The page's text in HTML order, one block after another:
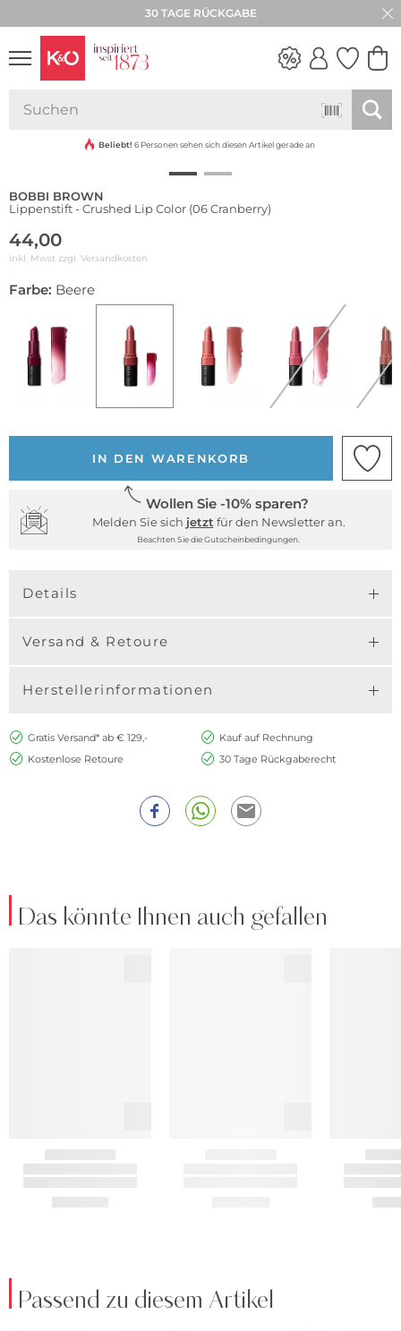
30 TAGE RÜCKGABE
VIBES
Beliebt! 6 Personen sehen sich diesen Artikel gerade an
BOBBI BROWN
Lippenstift - Crushed Lip Color (06 Cranberry)
44,00
inkl. Mwst zzgl. Versandkosten
Farbe: Beere
IN DEN WARENKORB
Wollen Sie -10% sparen?
Melden Sie sich jetzt für den Newsletter an.
Beachten Sie die Gutscheinbedingungen.
Details
Versand & Retoure
Herstellerinformationen
Gratis Versand* ab € 129,-
Kauf auf Rechnung
Kostenlose Retoure
30 Tage Rückgaberecht
Das könnte Ihnen auch gefallen
Passend zu diesem Artikel